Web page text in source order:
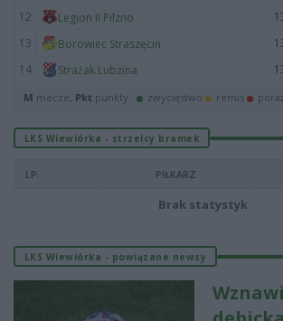
12
Legion II Pilzno
13
Borowiec Straszęcin
14
Strażak Lubzina
M mecze, Pkt punkty · zwycięstwo remis
LKS Wiewiórka - strzelcy bramek
LP. PIŁKARZ
Brak statystyk
LKS Wiewiórka - powiązane newsy